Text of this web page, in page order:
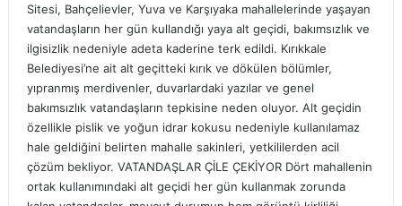
Sitesi, Bahçelievler, Yuva ve Karşıyaka mahallelerinde yaşayan
vatandaşların her gün kullandığı yaya alt geçidi, bakımsızlık ve
ilgisizlik nedeniyle adeta kaderine terk edildi. Kırıkkale
Belediyesi’ne ait alt geçitteki kırık ve dökülen bölümler,
yıpranmış merdivenler, duvarlardaki yazılar ve genel
bakımsızlık vatandaşların tepkisine neden oluyor. Alt geçidin
özellikle pislik ve yoğun idrar kokusu nedeniyle kullanılamaz
hale geldiğini belirten mahalle sakinleri, yetkililerden acil
çözüm bekliyor. VATANDAŞLAR ÇİLE ÇEKİYOR Dört mahallenin
ortak kullanımındaki alt geçidi her gün kullanmak zorunda